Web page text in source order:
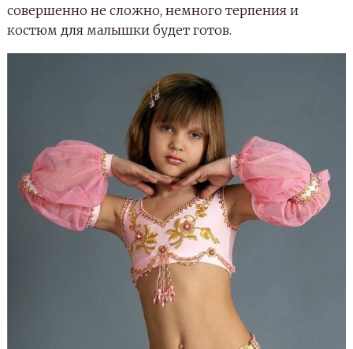
совершенно не сложно, немного терпения и
костюм для малышки будет готов.